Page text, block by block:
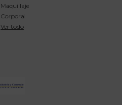
Maquillaje
Corporal
Ver todo